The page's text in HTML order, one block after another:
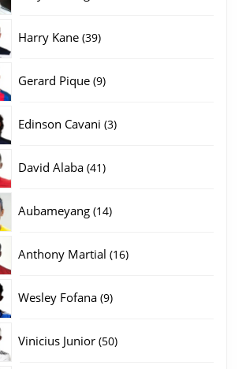
Harry Kane 3939
Gerard Pique 99
Edinson Cavani 33
David Alaba 4141
Aubameyang 1414
Anthony Martial 1616
Wesley Fofana 99
Vinicius Junior 5050